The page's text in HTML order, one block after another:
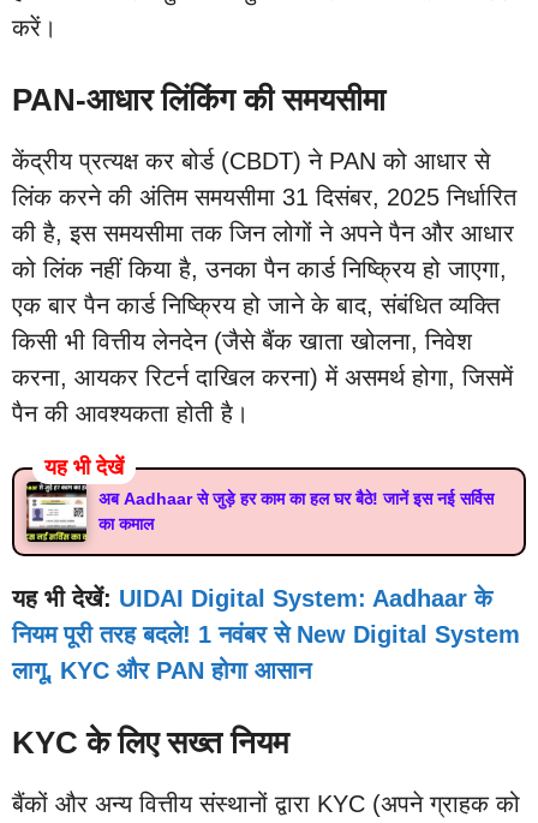
करें।
PAN-आधार लिंकिंग की समयसीमा
केंद्रीय प्रत्यक्ष कर बोर्ड (CBDT) ने PAN को आधार से
लिंक करने की अंतिम समयसीमा 31 दिसंबर, 2025 निर्धारित
की है, इस समयसीमा तक जिन लोगों ने अपने पैन और आधार
को लिंक नहीं किया है, उनका पैन कार्ड निष्क्रिय हो जाएगा,
एक बार पैन कार्ड निष्क्रिय हो जाने के बाद, संबंधित व्यक्ति
किसी भी वित्तीय लेनदेन (जैसे बैंक खाता खोलना, निवेश
करना, आयकर रिटर्न दाखिल करना) में असमर्थ होगा, जिसमें
पैन की आवश्यकता होती है।
यह भी देखें
अब Aadhaar से जुड़े हर काम का हल घर बैठे! जानें इस नई सर्विस
का कमाल
यह भी देखें: UIDAI Digital System: Aadhaar के
नियम पूरी तरह बदले! 1 नवंबर से New Digital System
लागू, KYC और PAN होगा आसान
KYC के लिए सख्त नियम
बैंकों और अन्य वित्तीय संस्थानों द्वारा KYC (अपने ग्राहक को